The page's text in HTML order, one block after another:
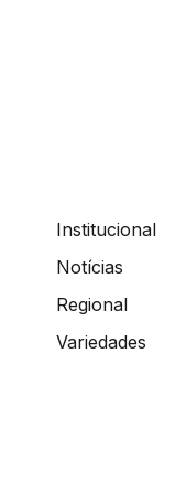
Institucional
Notícias
Regional
Variedades